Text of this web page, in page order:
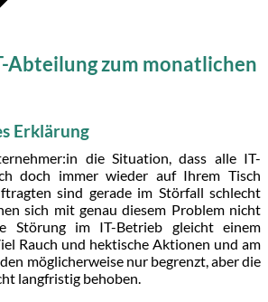
Abteilung zum monatlichen
Erklärung
die Situation, dass alle IT-
doch immer wieder auf Ihrem Tisch
sind gerade im Störfall schlecht
sich mit genau diesem Problem nicht
im IT-Betrieb gleicht einem
Rauch und hektische Aktionen und am
möglicherweise nur begrenzt, aber die
langfristig behoben.